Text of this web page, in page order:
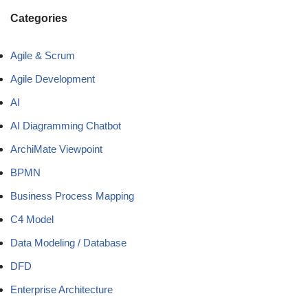
Categories
Agile & Scrum
Agile Development
AI
AI Diagramming Chatbot
ArchiMate Viewpoint
BPMN
Business Process Mapping
C4 Model
Data Modeling / Database
DFD
Enterprise Architecture